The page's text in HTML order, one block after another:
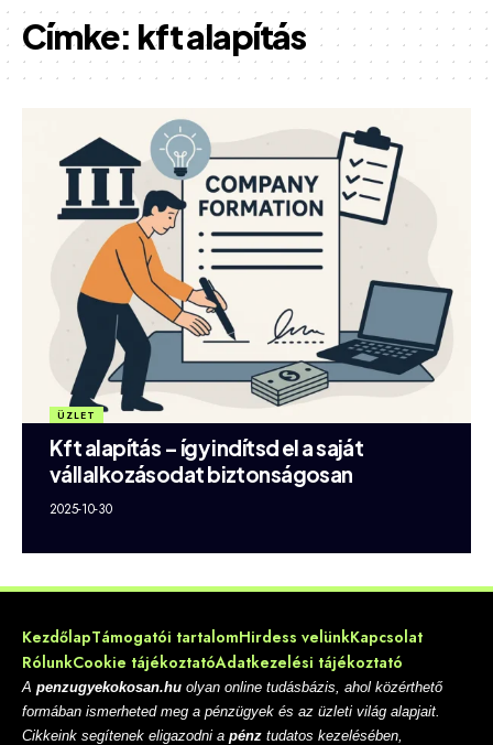
Címke: kft alapítás
ÜZLET
Kft alapítás – így indítsd el a saját
vállalkozásodat biztonságosan
2025-10-30
KezdőlapTámogatói tartalomHirdess velünkKapcsolat
RólunkCookie tájékoztatóAdatkezelési tájékoztató
A penzugyekokosan.hu olyan online tudásbázis, ahol közérthető
formában ismerheted meg a pénzügyek és az üzleti világ alapjait.
Cikkeink segítenek eligazodni a pénz tudatos kezelésében,